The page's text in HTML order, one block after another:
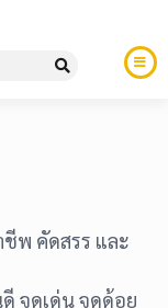
ชีพ คัดสรร และ
จุดเด่น จุดด้อย